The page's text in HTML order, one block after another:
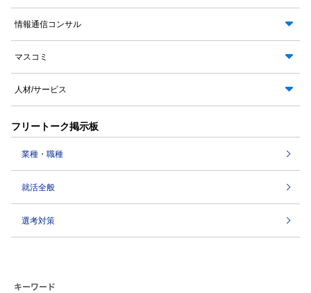
情報通信コンサル
マスコミ
人材/サービス
フリートーク掲示板
業種・職種
就活全般
選考対策
キーワード